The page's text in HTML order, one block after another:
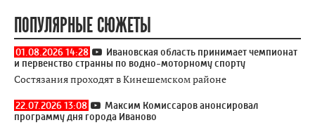
ПОПУЛЯРНЫЕ СЮЖЕТЫ
01.08.2026 14:28
Ивановская область принимает чемпионат
и первенство странны по водно-моторному спорту
Состязания проходят в Кинешемском районе
22.07.2026 13:08
Максим Комиссаров анонсировал
программу дня города Иваново